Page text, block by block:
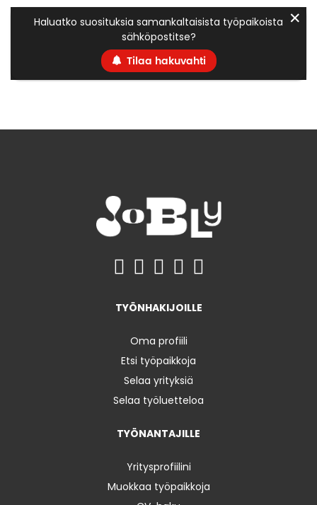
Haluatko suosituksia samankaltaisista työpaikoista
sähköpostitse?
Tilaa hakuvahti
✕
TYÖNHAKIJOILLE
Oma profiili
Etsi työpaikkoja
Selaa yrityksiä
Selaa työluetteloa
TYÖNANTAJILLE
Yritysprofiilini
Muokkaa työpaikkoja